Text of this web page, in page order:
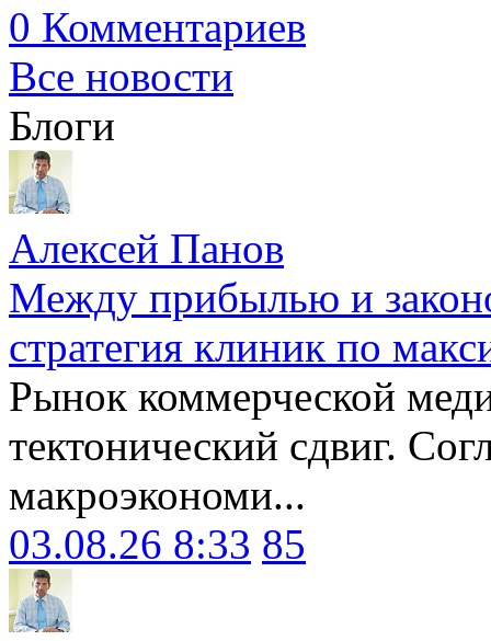
0 Комментариев
Все новости
Блоги
Алексей Панов
Между прибылью и
стратегия клиник по
Рынок коммерческой
тектонический сдвиг.
макроэкономи...
03.08.26 8:33 85